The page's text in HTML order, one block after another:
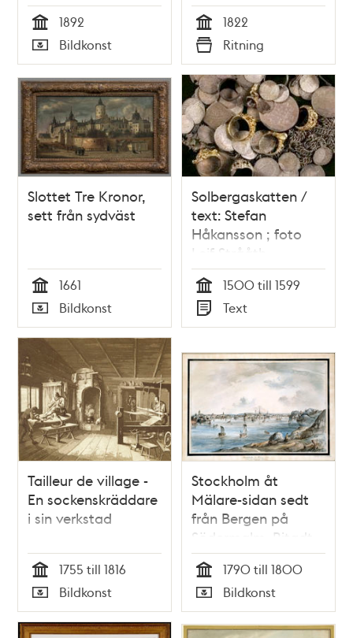
Tid
1892
Typ
Bildkonst Tid
1822
Typ
Ritning
Slottet Tre Kronor,
sett från sydväst
Tid
1661
Typ
Bildkonst
Solbergaskatten /
text: Stefan
Håkansson ; foto
Leif Strååth
Tid
1500 till 1599
Typ
Text
Tailleur de village -
En sockenskräddare
i sin verkstad
Tid
1755 till 1816
Typ
Bildkonst
Stockholm åt
Mälare-sidan sedt
från Bergen på
Södermalm. Ritadt .
. . Efter naturen af
J.F. Martin
Tid
1790 till 1800
Typ
Bildkonst